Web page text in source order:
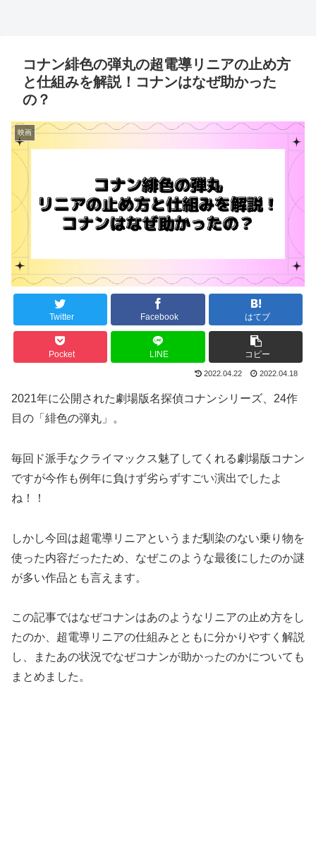
コナン緋色の弾丸の超電導リニアの止め方
と仕組みを解説！コナンはなぜ助かった
の？
映画
Twitter Facebook はてブ
Pocket LINE コピー
2022.04.22 2022.04.18
2021年に公開された劇場版名探偵コナンシリーズ、24作
目の「緋色の弾丸」。
毎回ド派手なクライマックス魅了してくれる劇場版コナン
ですが今作も例年に負けず劣らずすごい演出でしたよ
ね！！
しかし今回は超電導リニアというまだ馴染のない乗り物を
使った内容だったため、なぜこのような最後にしたのか謎
が多い作品とも言えます。
この記事ではなぜコナンはあのようなリニアの止め方をし
たのか、超電導リニアの仕組みとともに分かりやすく解説
し、またあの状況でなぜコナンが助かったのかについても
まとめました。